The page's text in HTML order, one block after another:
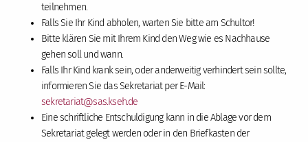
teilnehmen.
Falls Sie Ihr Kind abholen, warten Sie bitte am Schultor!
Bitte klären Sie mit Ihrem Kind den Weg wie es Nachhause
gehen soll und wann.
Falls Ihr Kind krank sein, oder anderweitig verhindert sein sollte,
informieren Sie das Sekretariat per E-Mail:
sekretariat@sas.kseh.de
Eine schriftliche Entschuldigung kann in die Ablage vor dem
Sekretariat gelegt werden oder in den Briefkasten der